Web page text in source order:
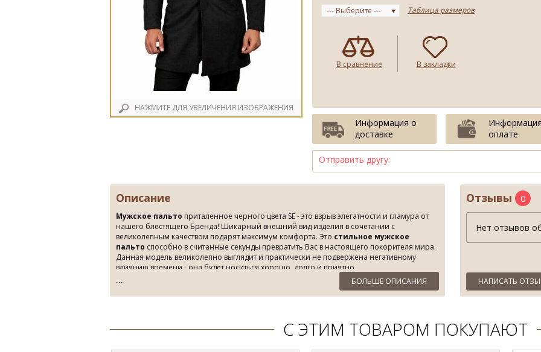
НАЖМИТЕ ДЛЯ УВЕЛИЧЕНИЯ ИЗОБРАЖЕНИЯ
--- Выберите --- Таблица размеров
В закладки
В сравнение
Информация о
доставке
оплате
Отправить другу:
Описание
Мужское пальто приталенное черного цвета SE - это взрыв элегатности и гламура от
нашего блестящего Бренда! Шикарный внешний вид изделия в сочетании с
великолепным качеством подарят максимум комфорта. Это стильное мужское
пальто способно в считанные секунды превратить Вас в настоящего покорителя мира.
Данная модель великолепно выглядит и практически не подвержена негативному
влиянию времени - она будет носиться хорошо, долго и приятно.
Эта, и еще многие отличные
мужское пальто осень, пальто мужское интернет-
магазин, пальто мужское 2015, пальто мужское каталогесть в наличии в наших
БОЛЬШЕ ОПИСАНИЯ
Отзывы 0
Нет отзывов
НАПИСАТЬ
С ЭТИМ ТОВАРОМ ПОКУПАЮТ